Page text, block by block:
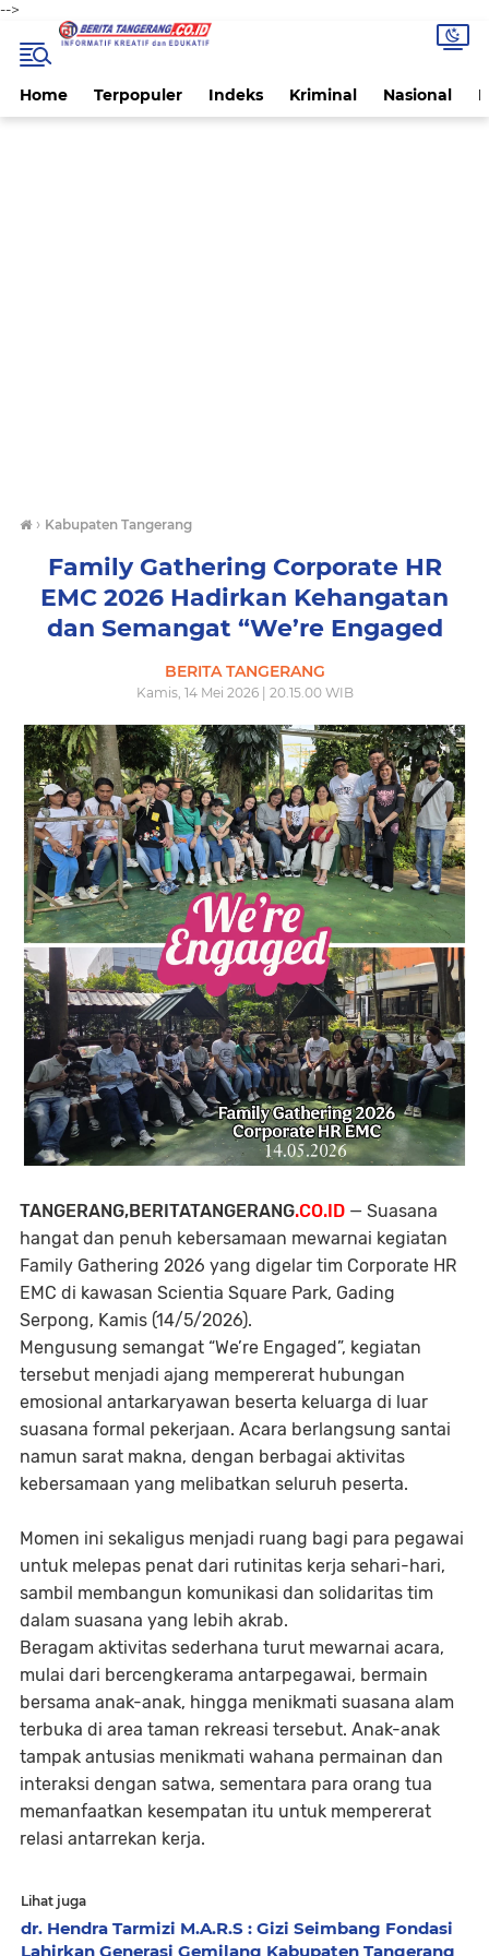
-->
Home Terpopuler Indeks Kriminal Nasional
› Kabupaten Tangerang
Family Gathering Corporate HR
EMC 2026 Hadirkan Kehangatan
dan Semangat “We’re Engaged
BERITA TANGERANG
Kamis, 14 Mei 2026 | 20.15.00 WIB
TANGERANG,BERITATANGERANG.CO.ID — Suasana
hangat dan penuh kebersamaan mewarnai kegiatan
Family Gathering 2026 yang digelar tim Corporate HR
EMC di kawasan Scientia Square Park, Gading
Serpong, Kamis (14/5/2026).
Mengusung semangat “We’re Engaged”, kegiatan
tersebut menjadi ajang mempererat hubungan
emosional antarkaryawan beserta keluarga di luar
suasana formal pekerjaan. Acara berlangsung santai
namun sarat makna, dengan berbagai aktivitas
kebersamaan yang melibatkan seluruh peserta.
Momen ini sekaligus menjadi ruang bagi para pegawai
untuk melepas penat dari rutinitas kerja sehari-hari,
sambil membangun komunikasi dan solidaritas tim
dalam suasana yang lebih akrab.
Beragam aktivitas sederhana turut mewarnai acara,
mulai dari bercengkerama antarpegawai, bermain
bersama anak-anak, hingga menikmati suasana alam
terbuka di area taman rekreasi tersebut. Anak-anak
tampak antusias menikmati wahana permainan dan
interaksi dengan satwa, sementara para orang tua
memanfaatkan kesempatan itu untuk mempererat
relasi antarrekan kerja.
Lihat juga
dr. Hendra Tarmizi M.A.R.S : Gizi Seimbang Fondasi
Lahirkan Generasi Gemilang Kabupaten Tangerang